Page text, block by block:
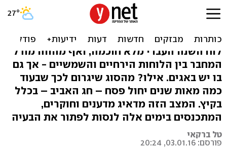
מדענים מודאגים: פסח יחול
לוח השנה העברי מלא חוכמה, ואף מהווה מודל
המחבר בין הלוחות הירחיים והשמשיים - אך גם
בו יש באגים. אילו? מהסוג שיגרום לכך שבעוד
כמה מאות שנים יחול פסח – חג האביב – בכלל
בקיץ. המצב הזה מדאיג מדענים וחוקרים,
המתכנסים בימים אלה לנסות לפתור את הבעיה
טל ברקאי
פורסם: 03.01.16, 20:24